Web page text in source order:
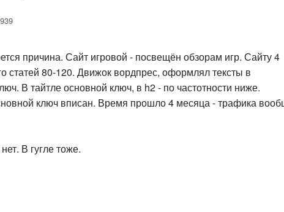
причина. Сайт игровой - посвещён обзорам игр. Сайту 4
статей 80-120. Движок вордпрес, оформлял тексты в
В тайтле основной ключ, в h2 - по частотности ниже.
ключ вписан. Время прошло 4 месяца - трафика
В гугле тоже.